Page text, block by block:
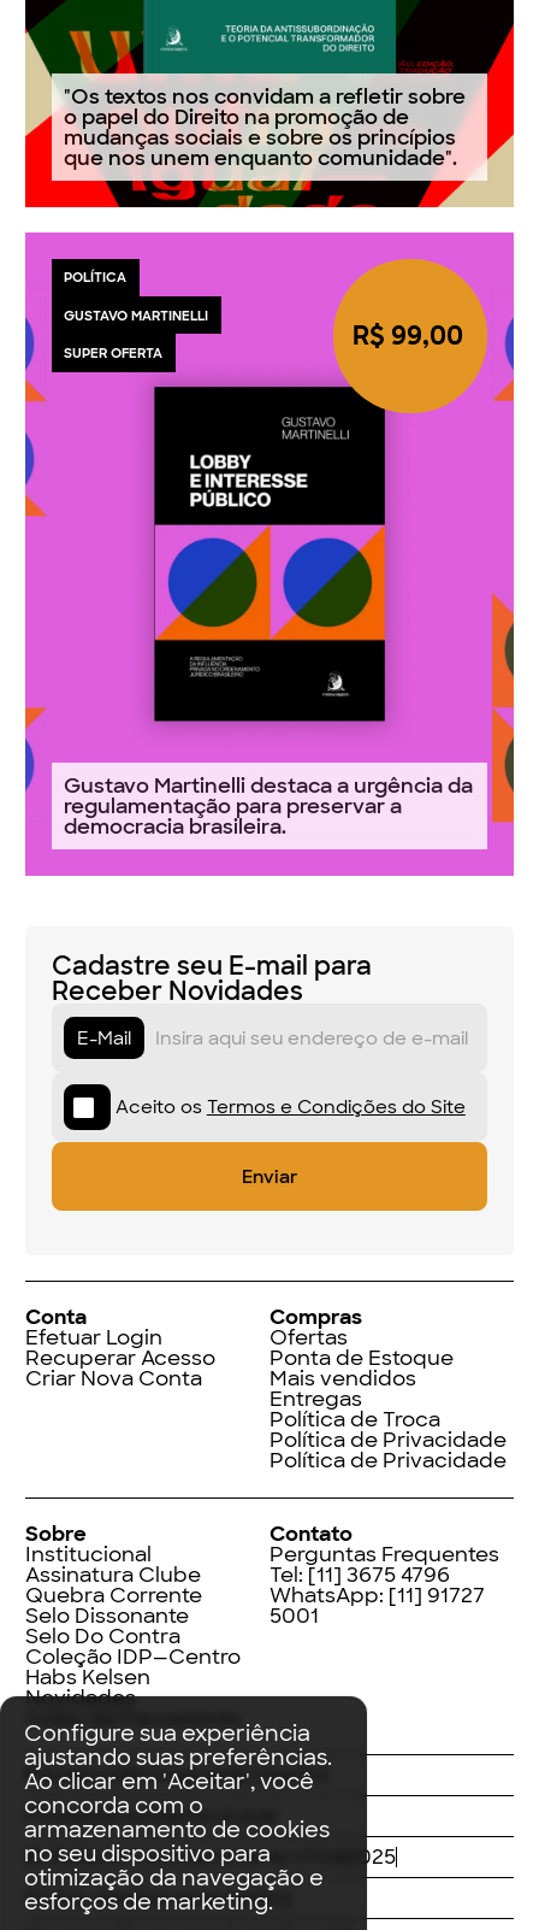
Configure sua experiência
ajustando suas preferências.
Ao clicar em 'Aceitar', você
concorda com o
armazenamento de cookies
no seu dispositivo para
otimização da navegação e
esforços de marketing.
"Os textos nos convidam a refletir sobre
o papel do Direito na promoção de
mudanças sociais e sobre os princípios
que nos unem enquanto comunidade".
POLÍTICA
GUSTAVO MARTINELLI
SUPER OFERTA R$ 99,00
Gustavo Martinelli destaca a urgência da
regulamentação para preservar a
democracia brasileira.
Cadastre seu E-mail para
Receber Novidades
E-Mail
Aceito os Termos e Condições do Site
Conta
Efetuar Login
Recuperar Acesso
Criar Nova Conta
Compras
Ofertas
Ponta de Estoque
Mais vendidos
Entregas
Política de Troca
Política de Privacidade
Política de Privacidade
Sobre
Institucional
Assinatura Clube
Quebra Corrente
Selo Dissonante
Selo Do Contra
Coleção IDP—Centro
Habs Kelsen
Novidades
Index de Pensadores
Contato
Perguntas Frequentes
Tel: [11] 3675 4796
WhatsApp: [11] 91727
5001
FacebookInstagramLinkedIn
ThreadsTwitterYoutube
© Editora Contracorrente LTDA
2025
Todos direitos reservados